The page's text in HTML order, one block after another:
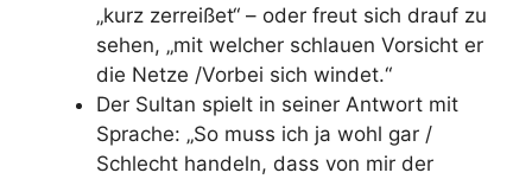
„kurz zerreißet“ – oder freut sich drauf zu
sehen, „mit welcher schlauen Vorsicht er
die Netze /Vorbei sich windet.“
Der Sultan spielt in seiner Antwort mit
Sprache: „So muss ich ja wohl gar /
Schlecht handeln, dass von mir der